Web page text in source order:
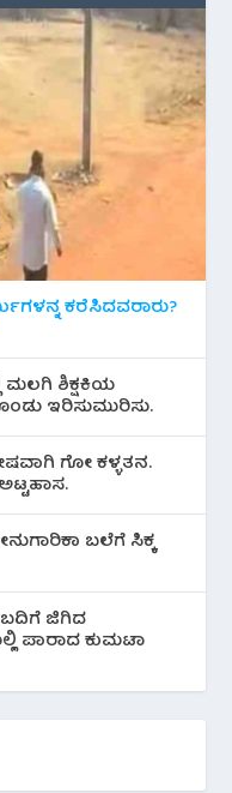
ಕರೆಸಿದವರಾರು?
ಮಲಗಿ ಶಿಕ್ಷಕಿಯ
ಇರಿಸುಮುರಿಸು.
ಗೋ ಕಳ್ಳತನ.
ಬಲೆಗೆ ಸಿಕ್ಕ
ಜಿಗಿದ
ಪಾರಾದ ಕುಮಟಾ